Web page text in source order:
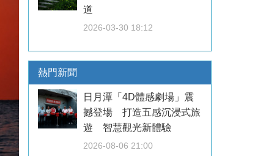
道
2026-03-30 18:12
熱門新聞
日月潭「4D體感劇場」震
撼登場 打造五感沉浸式旅
遊 智慧觀光新體驗
2026-08-06 21:00